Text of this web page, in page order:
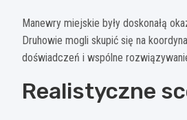
Manewry miejskie były doskonałą
Druhowie mogli skupić się na
doświadczeń i wspólne
Realistyczne